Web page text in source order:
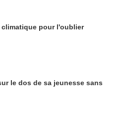
climatique pour l'oublier
le dos de sa jeunesse sans